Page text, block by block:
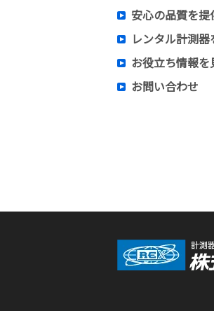
安心の品質を提
レンタル計測器
お役立ち情報を
お問い合わせ